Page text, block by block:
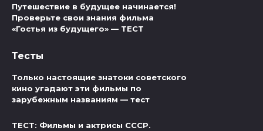
Путешествие в будущее начинается!
Проверьте свои знания фильма
«Гостья из будущего» — ТЕСТ
Тесты
Только настоящие знатоки советского
кино угадают эти фильмы по
зарубежным названиям — тест
ТЕСТ: Фильмы и актрисы СССР.